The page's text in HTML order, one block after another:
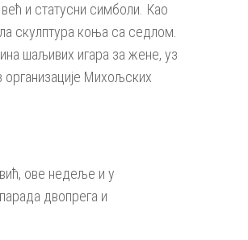
и статусни симболи. Као
скулптура коња са седлом.
шаљивих игара за жене, уз
Михољских
ове недеље и у
двопрега и